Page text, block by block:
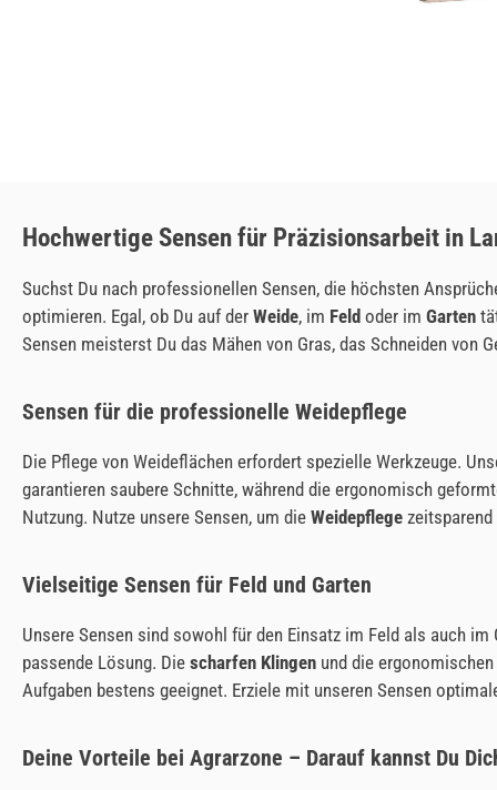
Hochwertige Sensen für Präzisionsarbeit in
Suchst Du nach professionellen Sensen, die höchsten
optimieren. Egal, ob Du auf der Weide, im Feld oder im Garten
Sensen meisterst Du das Mähen von Gras, das Schneiden von
Sensen für die professionelle Weidepflege
Die Pflege von Weideflächen erfordert spezielle Werkzeuge.
garantieren saubere Schnitte, während die ergonomisch
Nutzung. Nutze unsere Sensen, um die Weidepflege
Vielseitige Sensen für Feld und Garten
Unsere Sensen sind sowohl für den Einsatz im Feld als auch
passende Lösung. Die scharfen Klingen und die
Aufgaben bestens geeignet. Erziele mit unseren Sensen
Deine Vorteile bei Agrarzone – Darauf kannst Du